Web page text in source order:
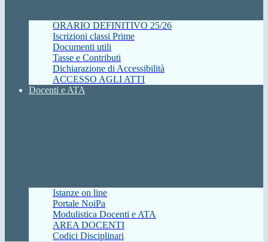
ORARIO DEFINITIVO 25/26
Iscrizioni classi Prime
Documenti utili
Tasse e Contributi
Dichiarazione di Accessibilità
ACCESSO AGLI ATTI
Docenti e ATA
Istanze on line
Portale NoiPa
Modulistica Docenti e ATA
AREA DOCENTI
Codici Disciplinari